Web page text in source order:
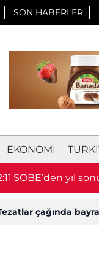
SON HABERLER
EKONOMI
SOBE’den yıl
çağında